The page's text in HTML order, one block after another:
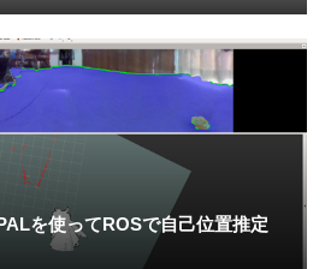
を使ってROSで自己位置推定